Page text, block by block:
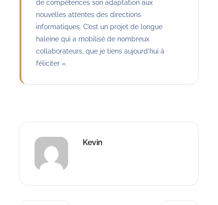
de compétences son adaptation aux
nouvelles attentes des directions
informatiques. C’est un projet de longue
haleine qui a mobilisé de nombreux
collaborateurs, que je tiens aujourd’hui à
féliciter ».
Kevin